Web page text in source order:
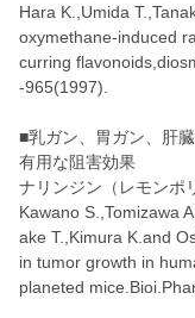
Hara K.,Umida
oxymethane-induced
curring
-965(1997).
■乳ガン、胃ガン、肝
有用な阻害効果
ナリンジン（レモンポ
Kawano S.,Tomizawa
ake T.,Kimura K.and
in tumor growth in
planeted